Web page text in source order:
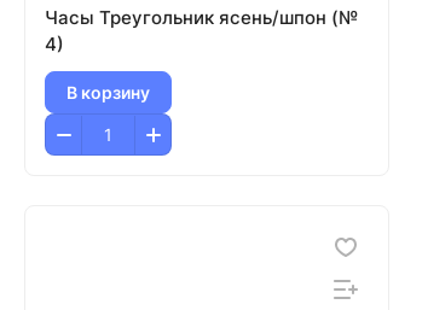
Часы Треугольник ясень/шпон (№
4)
В корзину